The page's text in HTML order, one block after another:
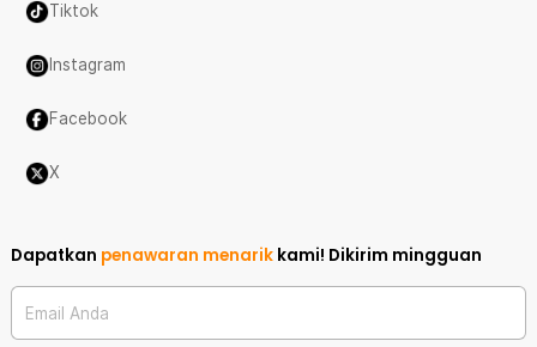
Tiktok
Instagram
Facebook
X
Dapatkan penawaran menarik kami! Dikirim mingguan
Email Anda